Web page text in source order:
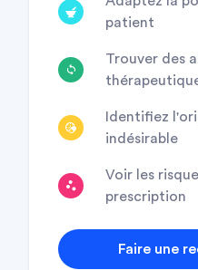
patient
Trouver des
Identifiez
indésirable
Voir les
prescription
Faire une